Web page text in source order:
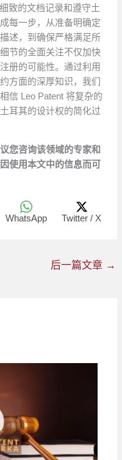
致的文档记录和遵守土
每一步，从准备明确定
述，到确保严格满足所
节的全面关注不仅加快
册的可能性。通过利用
方面的深厚知识，我们
信 Leo Patent 将复杂的
耳其的设计权的简化过
您咨询该领域的专家和
使用本文中的信息而可
WhatsApp Twitter / X
后一篇文章 →